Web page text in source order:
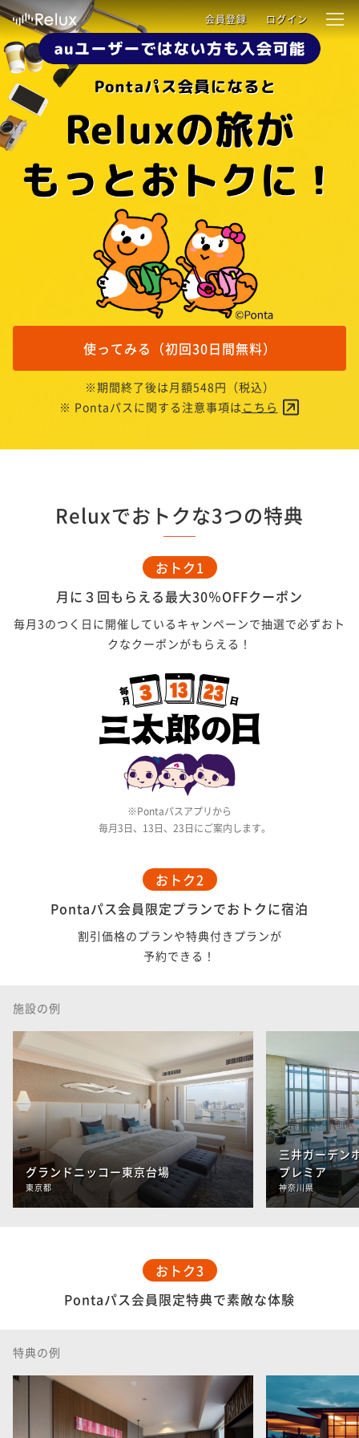
会員登録 ログイン
使ってみる（初回30日間無料）
※期間終了後は月額548円（税込）
※ Pontaパスに関する注意事項はこちら
Reluxでおトクな3つの特典
おトク1
月に３回もらえる最大30％OFFクーポン
毎月3のつく日に開催しているキャンペーンで抽選で必ずおト
クなクーポンがもらえる！
Pontaパスアプリから
毎月3日、13日、23日にご案内します。
おトク2
Pontaパス会員限定プランでおトクに宿泊
割引価格のプランや特典付きプランが
予約できる！
施設の例
グランドニッコー東京台場
東京都
三井ガーデン
プレミア
神奈川県
おトク3
Pontaパス会員限定特典で素敵な体験
特典の例